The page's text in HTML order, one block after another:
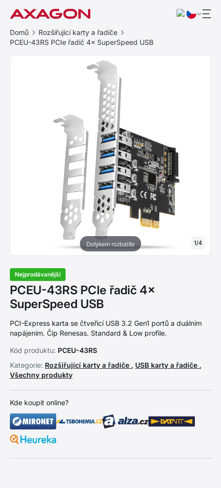
Domů
Rozšiřující karty a řadiče
PCEU-43RS PCIe řadič 4× SuperSpeed USB
Dotykem rozbalíte 1/4
Nejprodávanější
PCEU-43RS PCIe řadič 4×
SuperSpeed USB
PCI-Express karta se čtveřicí USB 3.2 Gen1 portů a duálním
napájením. Čip Renesas. Standard & Low profile.
Kód produktu: PCEU-43RS
Kategorie: Rozšiřující karty a řadiče , USB karty a řadiče ,
Všechny produkty
Kde koupit online?